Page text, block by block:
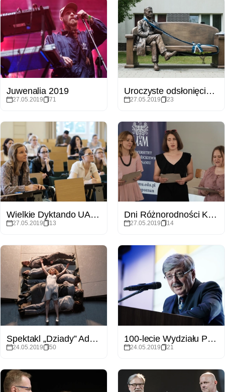
Juwenalia 2019
27.05.2019 71
Uroczyste odsłonięcie pomnika – ławeczki prof. Michała Sobeskiego
27.05.2019 23
Wielkie Dyktando UAM 2019
27.05.2019 13
Dni Różnorodności Kulturowej 2019
27.05.2019 14
Spektakl „Dziady” Adama Mickiewicza w reżyserii Lecha Raczaka
24.05.2019 50
100-lecie Wydziału Prawa i Administracji UAM
24.05.2019 21